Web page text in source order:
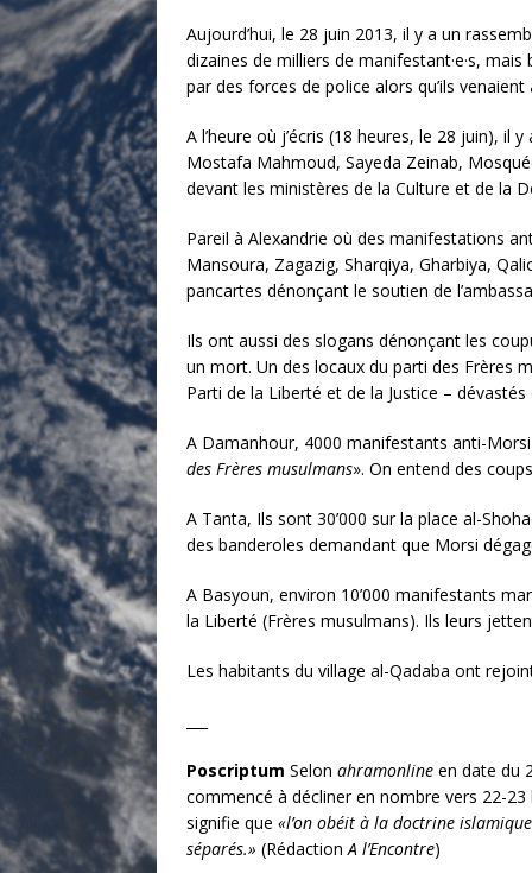
Aujourd’hui, le 28 juin 2013, il y a un
dizaines de milliers de manifestant·e·s,
par des forces de police alors qu’ils
A l’heure où j’écris (18 heures, le 28 juin),
Mostafa Mahmoud, Sayeda Zeinab,
devant les ministères de la Culture et de la
Pareil à Alexandrie où des manifestations
Mansoura, Zagazig, Sharqiya, Gharbiya,
pancartes dénonçant le soutien de
Ils ont aussi des slogans dénonçant les
un mort. Un des locaux du parti des Frères
Parti de la Liberté et de la Justice – dévastés
A Damanhour, 4000 manifestants anti-
des Frères musulmans». On entend des
A Tanta, Ils sont 30’000 sur la place al-
des banderoles demandant que Morsi
A Basyoun, environ 10’000 manifestants
la Liberté (Frères musulmans). Ils leurs
Les habitants du village al-Qadaba ont
Poscriptum Selon ahramonline en date du
commencé à décliner en nombre vers 22-
signifie que «l’on obéit à la doctrine
séparés.» (Rédaction A l’Encontre)